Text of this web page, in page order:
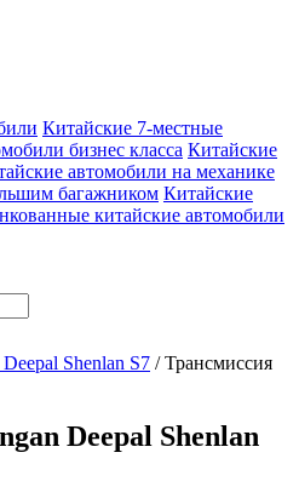
Китайские 7-местные
бизнес класса Китайские
автомобили на механике
багажником Китайские
китайские автомобили
Shenlan S7 / Трансмиссия
Deepal Shenlan